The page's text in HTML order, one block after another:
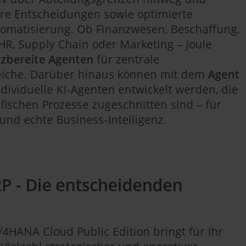
Entscheidungen sowie optimierte
Ob Finanzwesen, Beschaffung,
Supply Chain oder Marketing – Joule
Agenten für zentrale
Darüber hinaus können mit dem Agent
KI-Agenten entwickelt werden, die
Prozesse zugeschnitten sind – für
echte Business-Intelligenz.
- Die entscheidenden
4HANA Cloud Public Edition bringt für Ihr